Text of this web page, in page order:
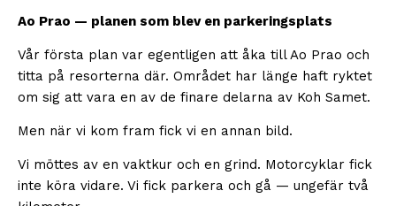
Ao Prao — planen som blev en parkeringsplats
Vår första plan var egentligen att åka till Ao Prao och
titta på resorterna där. Området har länge haft ryktet
om sig att vara en av de finare delarna av Koh Samet.
Men när vi kom fram fick vi en annan bild.
Vi möttes av en vaktkur och en grind. Motorcyklar fick
inte köra vidare. Vi fick parkera och gå — ungefär två